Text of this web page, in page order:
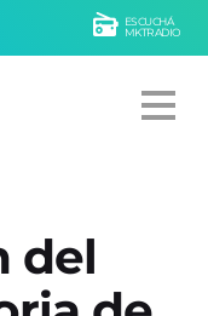
ESCUCHÁ
MKTRADIO
del